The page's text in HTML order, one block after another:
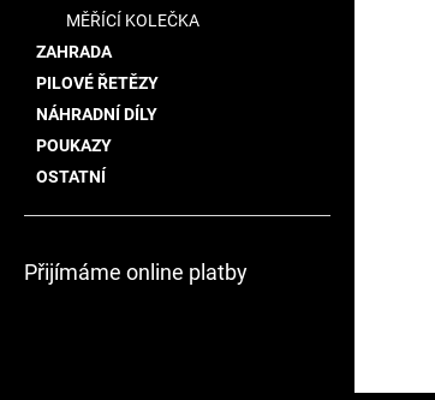
MĚŘÍCÍ KOLEČKA
ZAHRADA
PILOVÉ ŘETĚZY
NÁHRADNÍ DÍLY
POUKAZY
OSTATNÍ
Přijímáme online platby